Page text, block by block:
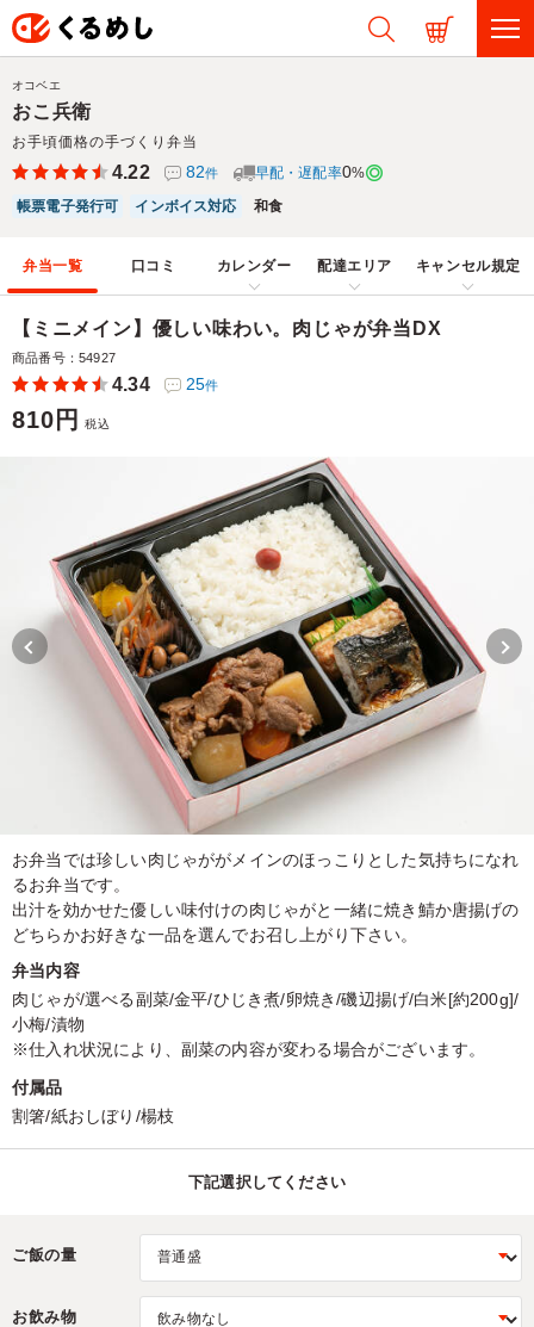
おこ兵衛
お手頃価格の手づくり弁当
オコベエ
4.22 82件 早配・遅配率0%
帳票電子発行可
インボイス対応 和食
弁当一覧 口コミ カレンダー 配達エリア キャンセル規定
【ミニメイン】優しい味わい。肉じゃが弁当DX
商品番号：54927
4.34 25件
810円 税込
お弁当では珍しい肉じゃががメインのほっこりとした気持ちになれ
るお弁当です。
出汁を効かせた優しい味付けの肉じゃがと一緒に焼き鯖か唐揚げの
どちらかお好きな一品を選んでお召し上がり下さい。
弁当内容
肉じゃが/選べる副菜/金平/ひじき煮/卵焼き/磯辺揚げ/白米[約200g]/
小梅/漬物
※仕入れ状況により、副菜の内容が変わる場合がございます。
付属品
割箸/紙おしぼり/楊枝
下記選択してください
ご飯の量
お飲み物